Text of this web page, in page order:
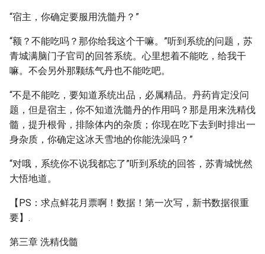
“宿主，你确定要服用洗髓丹？”
“额？不能吃吗？那你给我这个干嘛。”听到系统的问题，苏
青城满脑门子官司的回答系统。心里想着不能吃，给我干
嘛。不会另外那颗练气丹也不能吃吧。
“不是不能吃，要知道系统出品，必属精品。丹药肯定没问
题，但是宿主，你不知道洗髓丹的作用吗？那是用来洗精伐
髓，提升根骨，排除体内的杂质；你现在吃下去到时排出一
身杂质，你确定这冰天雪地的你能洗澡吗？”
“对哦，系统你不说我都忘了”听到系统的回答，苏青城恍然
大悟地道。
【PS：求点鲜花月票啊！数据！第一次写，新书数据很重
要】.
第三章 洗精伐髓